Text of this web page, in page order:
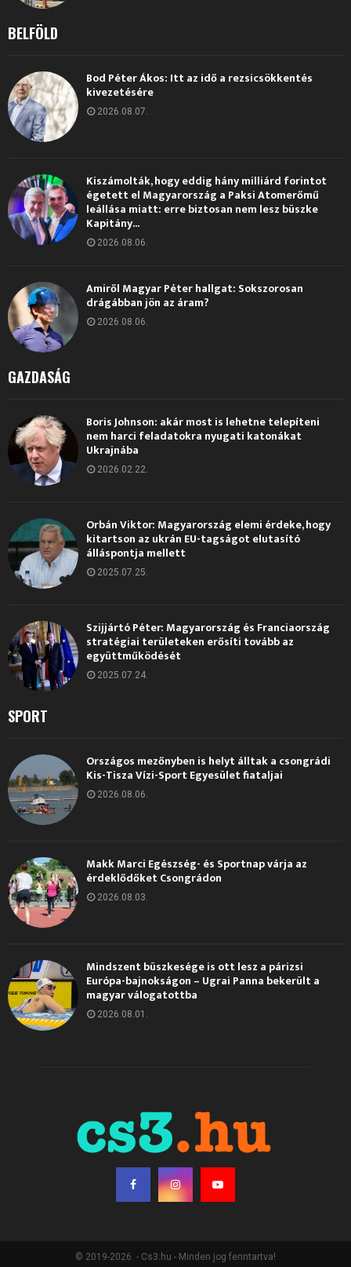
BELFÖLD
Bod Péter Ákos: Itt az idő a rezsicsökkentés
kivezetésére
2026.08.07.
Kiszámolták, hogy eddig hány milliárd forintot
égetett el Magyarország a Paksi Atomerőmű
leállása miatt: erre biztosan nem lesz büszke
Kapitány...
2026.08.06.
Amiről Magyar Péter hallgat: Sokszorosan
drágábban jön az áram?
2026.08.06.
GAZDASÁG
Boris Johnson: akár most is lehetne telepíteni
nem harci feladatokra nyugati katonákat
Ukrajnába
2026.02.22.
Orbán Viktor: Magyarország elemi érdeke, hogy
kitartson az ukrán EU-tagságot elutasító
álláspontja mellett
2025.07.25.
Szijjártó Péter: Magyarország és Franciaország
stratégiai területeken erősíti tovább az
együttműködését
2025.07.24.
SPORT
Országos mezőnyben is helyt álltak a csongrádi
Kis-Tisza Vízi-Sport Egyesület fiataljai
2026.08.06.
Makk Marci Egészség- és Sportnap várja az
érdeklődőket Csongrádon
2026.08.03.
Mindszent büszkesége is ott lesz a párizsi
Európa-bajnokságon – Ugrai Panna bekerült a
magyar válogatottba
2026.08.01.
© 2019-2026. - Cs3.hu - Minden jog fenntartva!